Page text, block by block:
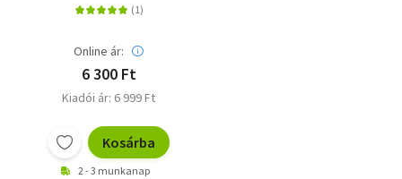
Online ár:
6 300 Ft
Kiadói ár: 6 999 Ft
Kosárba
2 - 3 munkanap